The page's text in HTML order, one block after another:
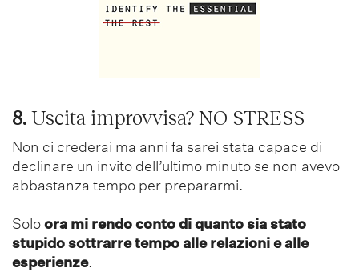
8. Uscita improvvisa? NO STRESS
Non ci crederai ma anni fa sarei stata capace di
declinare un invito dell’ultimo minuto se non avevo
abbastanza tempo per prepararmi.
Soloora mi rendo conto di quanto sia stato
stupido sottrarre tempo alle relazioni e alle
esperienze.